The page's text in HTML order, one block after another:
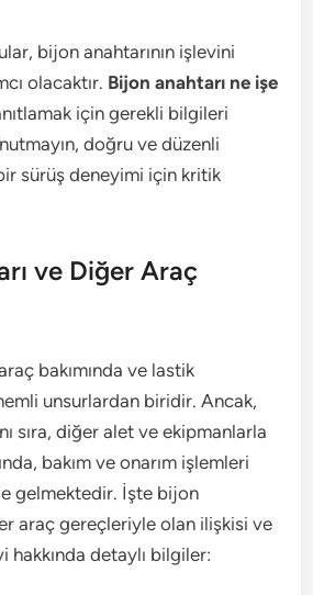
bijon anahtarının işlevini
olacaktır. Bijon anahtarı ne işe
için gerekli bilgileri
doğru ve düzenli
sürüş deneyimi için kritik
ve Diğer Araç
bakımında ve lastik
unsurlardan biridir. Ancak,
sıra, diğer alet ve ekipmanlarla
bakım ve onarım işlemleri
gelmektedir. İşte bijon
araç gereçleriyle olan ilişkisi ve
hakkında detaylı bilgiler: